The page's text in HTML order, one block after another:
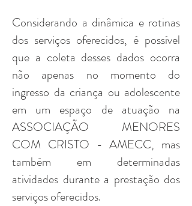
Considerando a dinâmica e rotinas
dos serviços oferecidos, é possível
que a coleta desses dados ocorra
não apenas no momento do
ingresso da criança ou adolescente
em um espaço de atuação na
ASSOCIAÇÃO MENORES
COM CRISTO - AMECC, mas
também em determinadas
atividades durante a prestação dos
serviços oferecidos.